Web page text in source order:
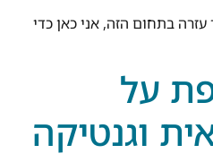
בתחום הזה, אני כאן כדי
על
וגנטיקה